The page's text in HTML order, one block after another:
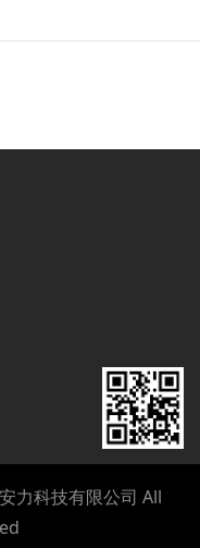
力科技有限公司 All